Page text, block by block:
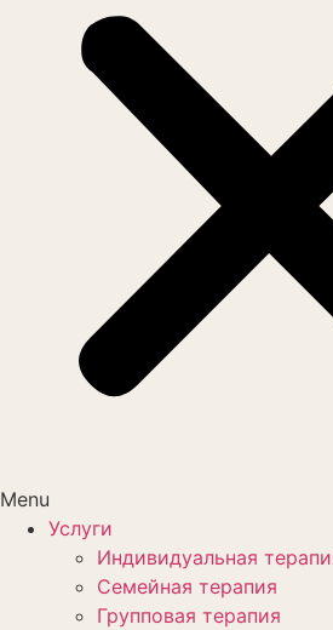
Menu
Услуги
Индивидуальная
Семейная терапия
Групповая терапия